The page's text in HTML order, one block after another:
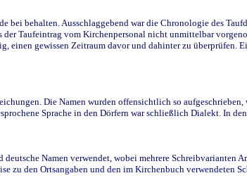
bei behalten. Ausschlaggebend war die Chronologie des
der Taufeintrag vom Kirchenpersonal nicht unmittelbar
einen gewissen Zeitraum davor und dahinter zu überprüfen.
Die Namen wurden offensichtlich so
Sprache in den Dörfern war schließlich Dialekt. In
Namen verwendet, wobei mehrere Schreibvarianten
zu den Ortsangaben und den im Kirchenbuch verwendeten